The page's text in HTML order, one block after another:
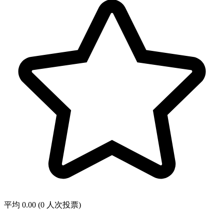
平均 0.00 (0 人次投票)